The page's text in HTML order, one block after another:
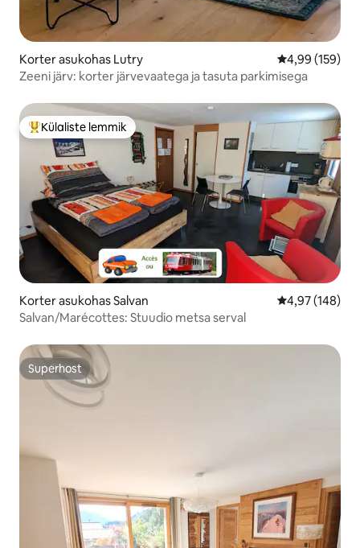
Korter asukohas Lutry Keskmine
4,99 (159)
Zeeni järv: korter järvevaatega ja tasuta parkimisega
Külaliste suur lemmik
Külaliste lemmik
Korter asukohas Salvan Keskmine
4,97 (148)
Salvan/Marécottes: Stuudio metsa serval
Superhost
Superhost